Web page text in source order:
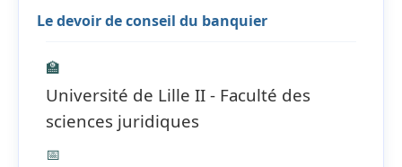
Le devoir de conseil du banquier
🏫
Université de Lille II - Faculté des
sciences juridiques
📅